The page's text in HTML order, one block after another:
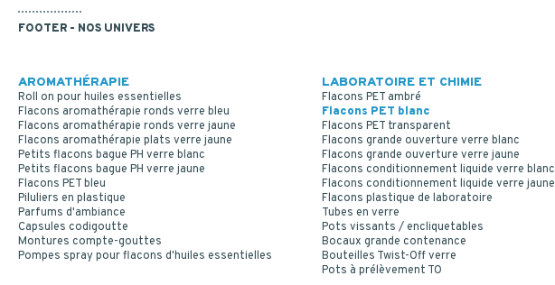
FOOTER - NOS UNIVERS
AROMATHÉRAPIE
Roll on pour huiles essentielles
Flacons aromathérapie ronds verre bleu
Flacons aromathérapie ronds verre jaune
Flacons aromathérapie plats verre jaune
Petits flacons bague PH verre blanc
Petits flacons bague PH verre jaune
Flacons PET bleu
Piluliers en plastique
Parfums d'ambiance
Capsules codigoutte
Montures compte-gouttes
Pompes spray pour flacons d'huiles essentielles
LABORATOIRE ET CHIMIE
Flacons PET ambré
Flacons PET blanc
Flacons PET transparent
Flacons grande ouverture verre blanc
Flacons grande ouverture verre jaune
Flacons conditionnement liquide verre blanc
Flacons conditionnement liquide verre jaune
Flacons plastique de laboratoire
Tubes en verre
Pots vissants / encliquetables
Bocaux grande contenance
Bouteilles Twist-Off verre
Pots à prélèvement TO